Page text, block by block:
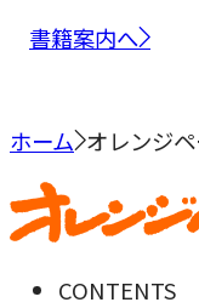
書籍案内へ
ホーム オレンジ
CONTENTS